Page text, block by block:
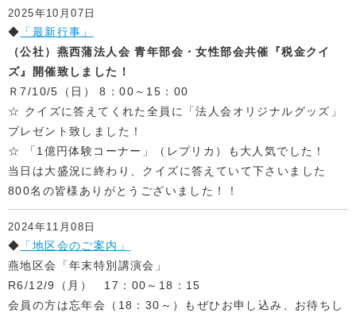
2025年10月07日
◆ 「最新行事」
（公社）燕西蒲法人会 青年部会・女性部会共催『税金クイ
ズ』開催致しました！
Ｒ7/10/5（日） 8：00～15：00
☆ クイズに答えてくれた全員に「法人会オリジナルグッズ」
プレゼント致しました！
☆ 「1億円体験コーナー」（レプリカ）も大人気でした！
当日は大盛況に終わり、クイズに答えていて下さいました
800名の皆様ありがとうございました！！
2024年11月08日
◆ 「地区会のご案内」
燕地区会「年末特別講演会」
R6/12/9（月） 17：00～18：15
会員の方は忘年会（18：30～）もぜひお申し込み、お待ちし